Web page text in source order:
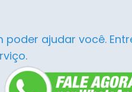
ajudar você.